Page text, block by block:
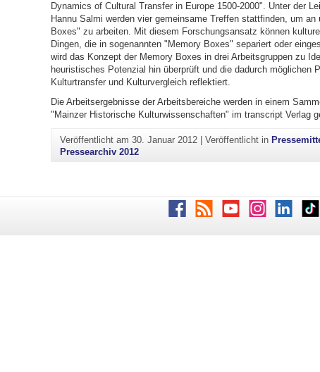
Dynamics of Cultural Transfer in Europe 1500-2000". Unter der
Hannu Salmi werden vier gemeinsame Treffen stattfinden, um
Boxes" zu arbeiten. Mit diesem Forschungsansatz können
Dingen, die in sogenannten "Memory Boxes" separiert oder
wird das Konzept der Memory Boxes in drei Arbeitsgruppen zu
heuristisches Potenzial hin überprüft und die dadurch möglichen
Kulturtransfer und Kulturvergleich reflektiert.
Die Arbeitsergebnisse der Arbeitsbereiche werden in einem
"Mainzer Historische Kulturwissenschaften" im transcript Verlag
Veröffentlicht am30. Januar 2012 |Veröffentlicht in
Pressearchiv 2012
Facebook
RSS YoutubeInstagram
LinkedIn